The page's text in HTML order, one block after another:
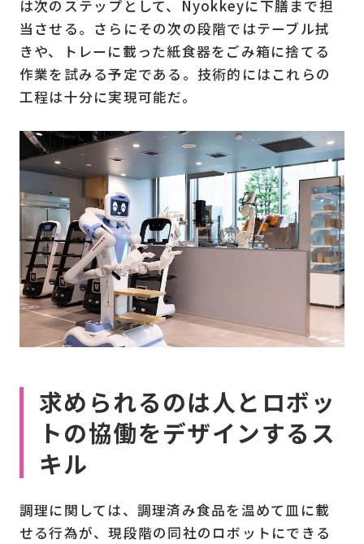
は次のステップとして、Nyokkeyに下膳まで担
当させる。さらにその次の段階ではテーブル拭
きや、トレーに載った紙食器をごみ箱に捨てる
作業を試みる予定である。技術的にはこれらの
工程は十分に実現可能だ。
求められるのは人とロボッ
トの協働をデザインするス
キル
調理に関しては、調理済み食品を温めて皿に載
せる行為が、現段階の同社のロボットにできる